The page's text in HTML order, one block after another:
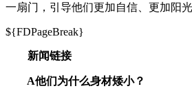
一扇门，引导他们更加自信、更加阳
${FDPageBreak}
新闻链接
A他们为什么身材矮小？